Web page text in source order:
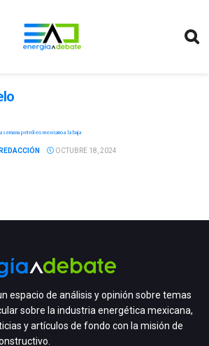
semana petróleo mexicano a la baja
REDACCIÓN OCTUBRE 18, 2024
espacio de análisis y opinión sobre temas
sobre la industria energética mexicana,
y artículos de fondo con la misión de